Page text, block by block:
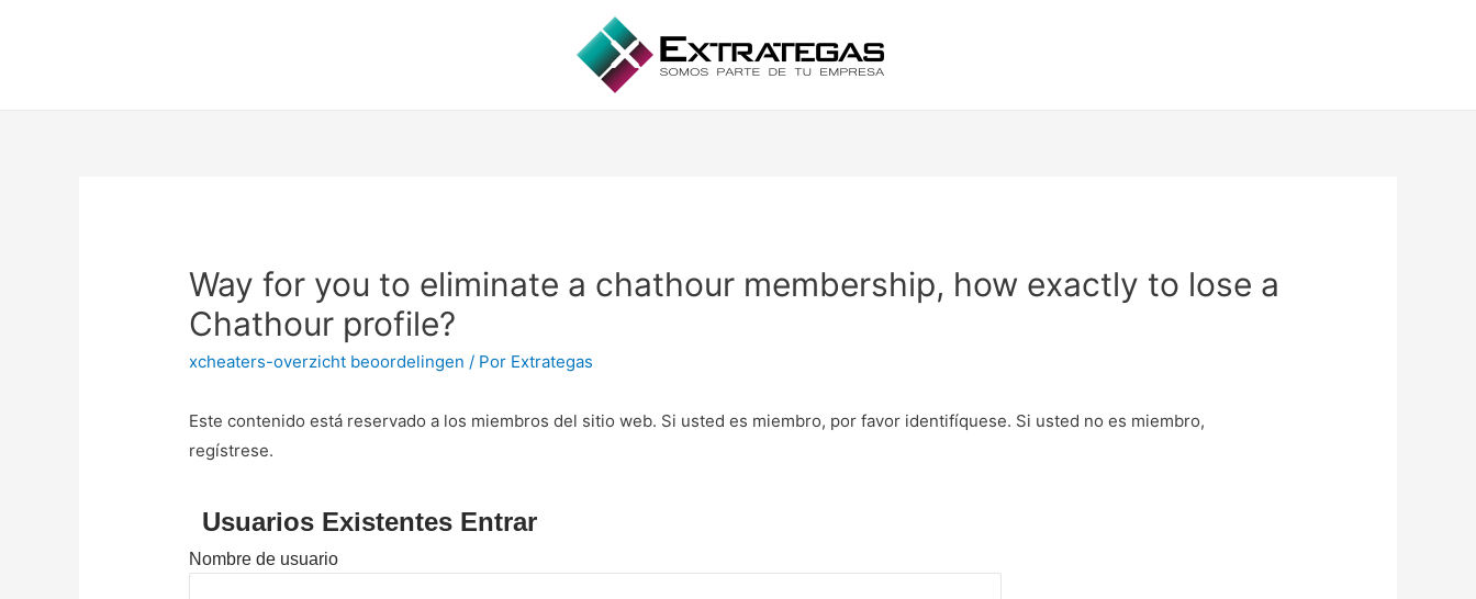
Way for you to eliminate a chathour membership, how exactly to lose a
Chathour profile?
xcheaters-overzicht beoordelingen / Por Extrategas
Este contenido está reservado a los miembros del sitio web. Si usted es miembro, por favor identifíquese. Si usted no es miembro,
regístrese.
Usuarios Existentes Entrar
Nombre de usuario